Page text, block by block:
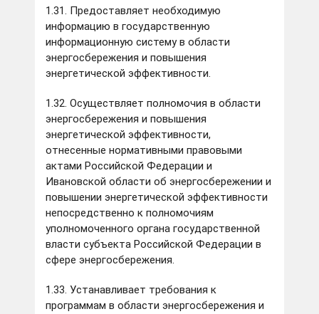
1.31. Предоставляет необходимую
информацию в государственную
информационную систему в области
энергосбережения и повышения
энергетической эффективности.
1.32. Осуществляет полномочия в области
энергосбережения и повышения
энергетической эффективности,
отнесенные нормативными правовыми
актами Российской Федерации и
Ивановской области об энергосбережении и
повышении энергетической эффективности
непосредственно к полномочиям
уполномоченного органа государственной
власти субъекта Российской Федерации в
сфере энергосбережения.
1.33. Устанавливает требования к
программам в области энергосбережения и